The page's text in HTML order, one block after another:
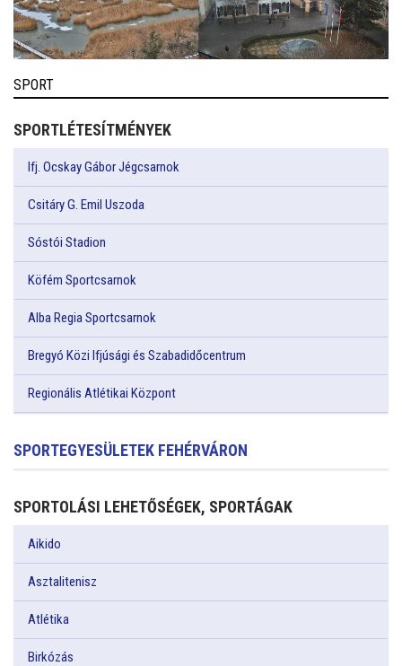
SPORT
SPORTLÉTESÍTMÉNYEK
Ifj. Ocskay Gábor Jégcsarnok
Csitáry G. Emil Uszoda
Sóstói Stadion
Köfém Sportcsarnok
Alba Regia Sportcsarnok
Bregyó Közi Ifjúsági és Szabadidőcentrum
Regionális Atlétikai Központ
SPORTEGYESÜLETEK FEHÉRVÁRON
SPORTOLÁSI LEHETŐSÉGEK, SPORTÁGAK
Aikido
Asztalitenisz
Atlétika
Birkózás